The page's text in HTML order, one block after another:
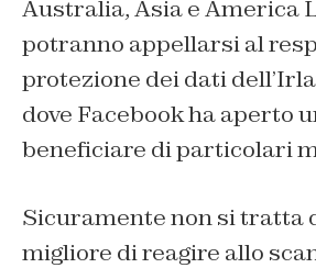
Australia, Asia e America
potranno appellarsi al
protezione dei dati
dove Facebook ha aperto
beneficiare di particolari
Sicuramente non si tratta
migliore di reagire allo